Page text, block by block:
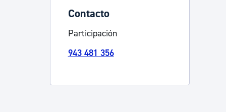
Catálogo de trámites
Contacto
Participación
943 481 356